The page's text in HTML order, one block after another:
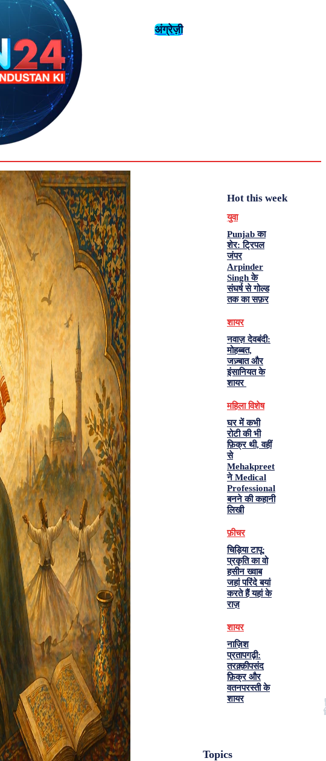
अंग्रेज़ी
Hot this week
युवा
Punjab का
शेर: ट्रिपल
जंपर
Arpinder
Singh के
संघर्ष से गोल्ड
तक का सफ़र
शायर
नवाज़ देवबंदी:
मोहब्बत,
जज़्बात और
इंसानियत के
शायर
महिला विशेष
घर में कभी
रोटी की भी
फ़िक्र थी, वहीं
से
Mehakpreet
ने Medical
Professional
बनने की कहानी
लिखी
फ़ीचर
चिड़िया टापू:
प्रकृति का वो
हसीन ख्वाब
जहां परिंदे बयां
करते हैं यहां के
राज़
शायर
नाज़िश
प्रतापगढ़ी:
तरक़्क़ीपसंद
फ़िक्र और
वतनपरस्ती के
शायर
Topics